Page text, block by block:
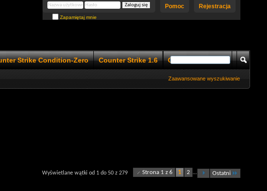
Rejestracja
Pomoc
Zapamiętaj mnie
Strike Condition-Zero Counter Strike 1.6 Counter Strike 1.5
Zaawansowane wyszukiwanie
Strona 1 z 6 1 2 ... Ostatni
Wyświetlane wątki od 1 do 50 z 279